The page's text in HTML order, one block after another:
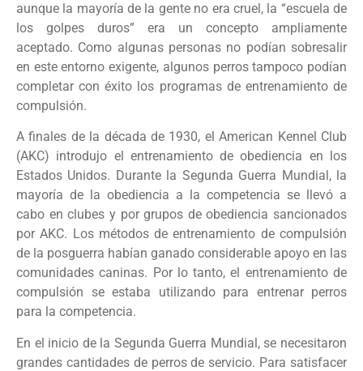
aunque la mayoría de la gente no era cruel, la “escuela de
los golpes duros” era un concepto ampliamente
aceptado. Como algunas personas no podían sobresalir
en este entorno exigente, algunos perros tampoco podían
completar con éxito los programas de entrenamiento de
compulsión.
A finales de la década de 1930, el American Kennel Club
(AKC) introdujo el entrenamiento de obediencia en los
Estados Unidos. Durante la Segunda Guerra Mundial, la
mayoría de la obediencia a la competencia se llevó a
cabo en clubes y por grupos de obediencia sancionados
por AKC. Los métodos de entrenamiento de compulsión
de la posguerra habían ganado considerable apoyo en las
comunidades caninas. Por lo tanto, el entrenamiento de
compulsión se estaba utilizando para entrenar perros
para la competencia.
En el inicio de la Segunda Guerra Mundial, se necesitaron
grandes cantidades de perros de servicio. Para satisfacer